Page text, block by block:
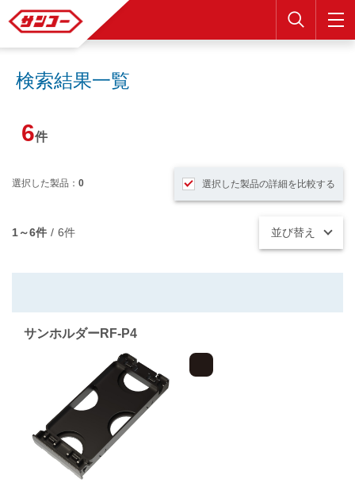
検索
検索結果一覧
6件
選択した製品： 0 選択した製品の詳細を比較する
1～6件 / 6件 並び替え
サンホルダーRF-P4